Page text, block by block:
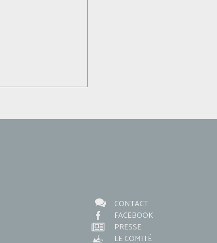
CONTACT
FACEBOOK
PRESSE
LE COMITÉ